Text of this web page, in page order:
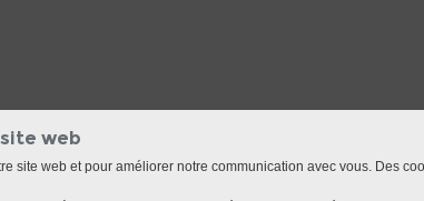
web
site web et pour améliorer notre communication avec vous. Des